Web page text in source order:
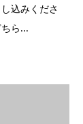
込みくださ
ら...